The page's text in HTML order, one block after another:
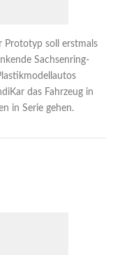
Prototyp soll erstmals
Sachsenring-
das Fahrzeug in
in Serie gehen.